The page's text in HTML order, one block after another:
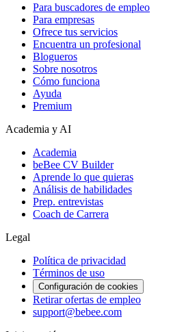
Para buscadores de empleo
Para empresas
Ofrece tus servicios
Encuentra un profesional
Blogueros
Sobre nosotros
Cómo funciona
Ayuda
Premium
Academia y AI
Academia
beBee CV Builder
Aprende lo que quieras
Análisis de habilidades
Prep. entrevistas
Coach de Carrera
Legal
Política de privacidad
Términos de uso
Configuración de cookies
Retirar ofertas de empleo
support@bebee.com